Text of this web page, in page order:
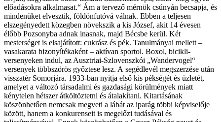
előadásokra alkalmasat.“ Ám a tervező mérnök csúnyán becsapja, és
mindenüket elvesztik, földönfutóvá válnak. Ebben a teljesen
elszegényedett közegben növekszik a kis József, akit 14 évesen
élőbb Pozsonyba adnak inasnak, majd Bécsbe kerül. Két
mesterséget is elsajátított: cukrász és pék. Tanulmányai mellett –
vasakarata bizonyítékaként – aktívan sportol. Boxol, bicikli-
versenyeken indul, az Ausztriai-Szlovenszkói „Wandervogel“
versenyek többszörös győztese lesz. A segédlevél megszerzése után
visszatér Somorjára. 1933-ban nyitja első kis pékségét és üzletét,
amelyet a változó társadalmi és gazdasági körülmények miatt
kénytelen hétszer átköltöztetni és átalakítani. Kitartásának
köszönhetően nemcsak megveti a lábát az iparág többi képviselője
között, hanem a konkurenseit is megelőzi tudásával és